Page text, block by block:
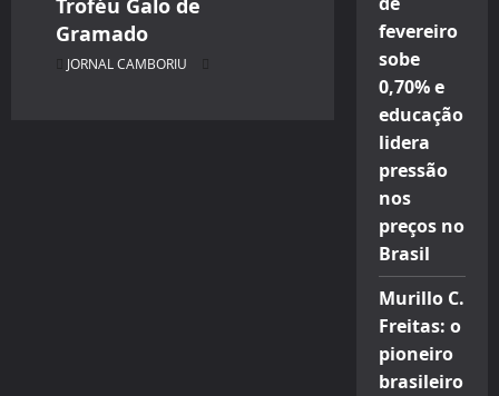
Troféu Galo de
Gramado
JORNAL CAMBORIU
fevereiro
sobe
0,70% e
educação
lidera
pressão
nos
preços no
Brasil
Murillo C.
Freitas: o
pioneiro
brasileiro